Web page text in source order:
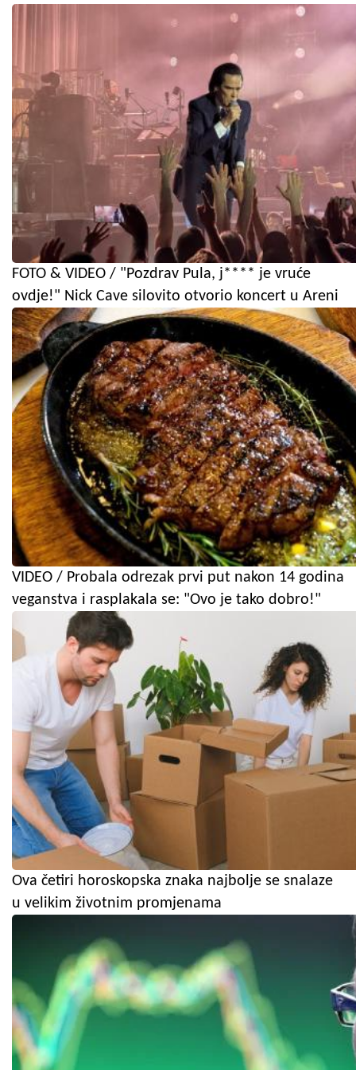
FOTO & VIDEO / "Pozdrav Pula, j**** je vruće
ovdje!" Nick Cave silovito otvorio koncert u Areni
VIDEO / Probala odrezak prvi put nakon 14 godina
veganstva i rasplakala se: "Ovo je tako dobro!"
Ova četiri horoskopska znaka najbolje se snalaze
u velikim životnim promjenama